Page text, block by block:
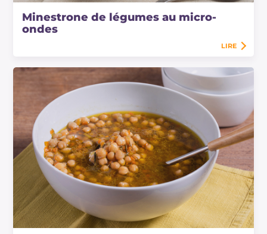
Minestrone de légumes au micro-
ondes
LIRE